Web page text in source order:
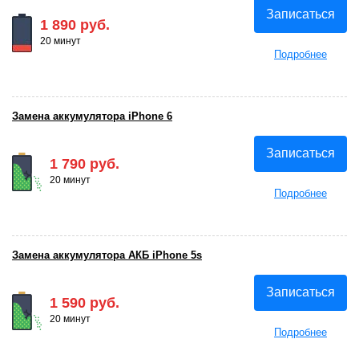
1 890 руб.
20 минут
Записаться
Подробнее
1 790 руб.
20 минут
Записаться
Подробнее
Замена аккумулятора iPhone 6
1 590 руб.
20 минут
Записаться
Подробнее
Замена аккумулятора АКБ iPhone 5s